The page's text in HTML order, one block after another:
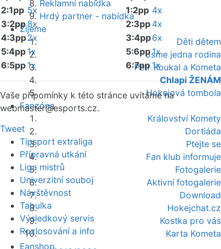
Reklamní nabídka
Hrdý partner - nabídka
Žijeme
Děti dětem
Jsme jedna rodina
Petr Koukal a Kometa
Chlapi ŽENÁM
Hokejová tombola
Fanzóna
Království Komety
Dortiáda
Ptejte se
Fan klub informuje
Fotogalerie
Aktivní fotogalerie
Download
Hokejchat.cz
Kostka pro vás
Karta Kometa
Fanshop
2:1pp 5x
3:2pp8x
4:3pp2x
5:4pp1x
6:5pp1x
1:2pp 4x
2:3pp4x
3:4pp6x
5:6pp1x
6:7pp 1x
Vaše připomínky k této stránce uvítáme na
webmaster@esports.cz.
Tweet
Tipsport extraliga
Přípravná utkání
Liga mistrů
Univerzitní souboj
Návštěvnost
Tabulka
Výsledkový servis
Rozlosování a info